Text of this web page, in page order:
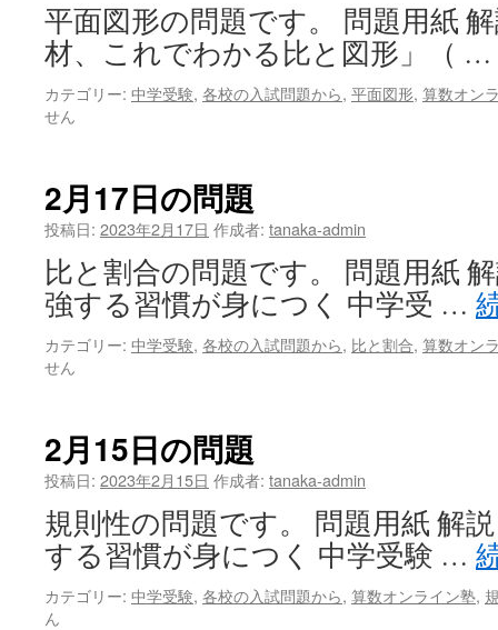
平面図形の問題です。 問題用紙
材、これでわかる比と図形」（ …
カテゴリー: 中学受験, 各校の入試問題から, 平面図形, 算数オン
せん
2月17日の問題
投稿日: 2023年2月17日 作成者: tanaka-admin
比と割合の問題です。 問題用紙
強する習慣が身につく 中学受 …
カテゴリー: 中学受験, 各校の入試問題から, 比と割合, 算数オン
せん
2月15日の問題
投稿日: 2023年2月15日 作成者: tanaka-admin
規則性の問題です。 問題用紙 解
する習慣が身につく 中学受験 …
カテゴリー: 中学受験, 各校の入試問題から, 算数オンライン塾,
ん